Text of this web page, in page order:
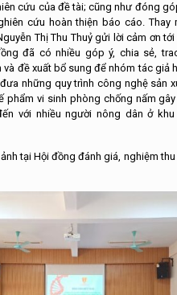
cứu của đề tài; cũng như đóng
cứu hoàn thiện báo cáo. Thay
Thị Thu Thuỷ gửi lời cảm ơn
đã có nhiều góp ý, chia sẻ,
và đề xuất bổ sung để nhóm tác giả
những quy trình công nghệ sản
phẩm vi sinh phòng chống nấm
với nhiều người nông dân ở khu
tại Hội đồng đánh giá, nghiệm thu